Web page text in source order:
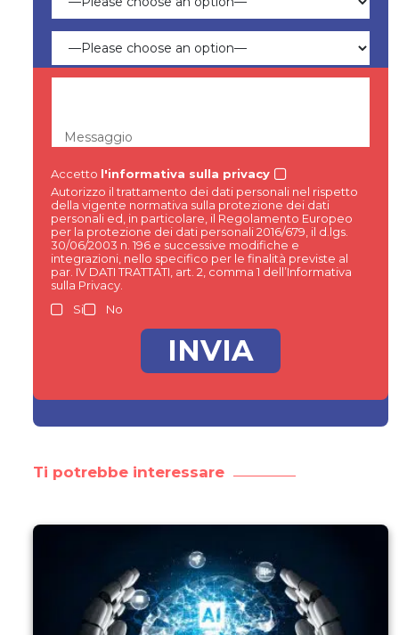
Messaggio
Accetto l'informativa sulla privacy
Autorizzo il trattamento dei dati personali nel rispetto
della vigente normativa sulla protezione dei dati
personali ed, in particolare, il Regolamento Europeo
per la protezione dei dati personali 2016/679, il d.lgs.
30/06/2003 n. 196 e successive modifiche e
integrazioni, nello specifico per le finalità previste al
par. IV DATI TRATTATI, art. 2, comma 1 dell’Informativa
sulla Privacy.
Si
No
Ti potrebbe interessare